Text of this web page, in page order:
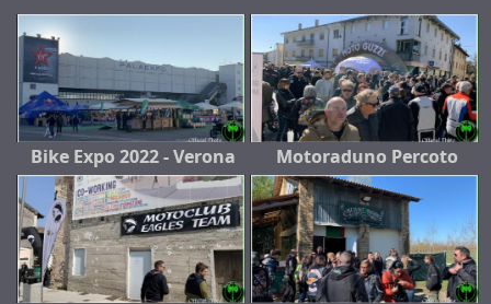
Bike Expo 2022 - Verona Motoraduno Percoto